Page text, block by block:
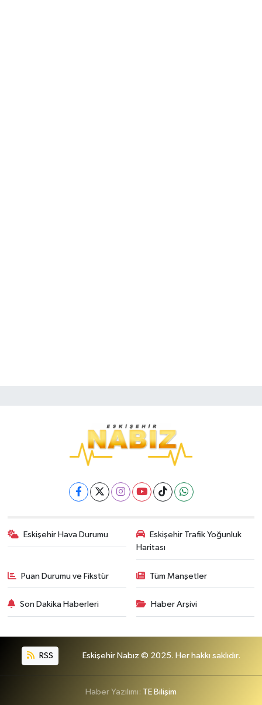
Eskişehir Hava Durumu
Eskişehir Trafik Yoğunluk
Haritası
Puan Durumu ve Fikstür Tüm Manşetler
Son Dakika Haberleri Haber Arşivi
RSS Eskişehir Nabız © 2025. Her hakkı saklıdır.
Haber Yazılımı: TE Bilişim